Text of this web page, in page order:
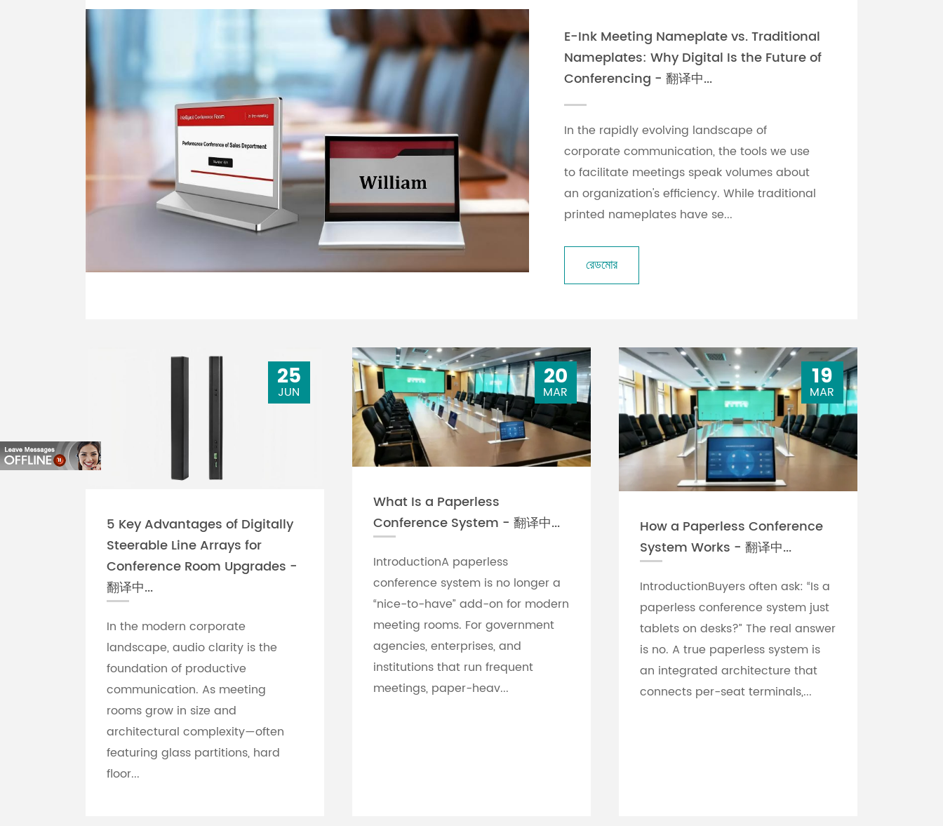
E-Ink Meeting Nameplate vs. Traditional
Nameplates: Why Digital Is the Future of
Conferencing - 翻译中...
In the rapidly evolving landscape of
corporate communication, the tools we use
to facilitate meetings speak volumes about
an organization's efficiency. While traditional
printed nameplates have se...
রেডমোর
25
JUN
5 Key Advantages of Digitally
Steerable Line Arrays for
Conference Room Upgrades -
翻译中...
In the modern corporate
landscape, audio clarity is the
foundation of productive
communication. As meeting
rooms grow in size and
architectural complexity—often
featuring glass partitions, hard
floor...
20
MAR
What Is a Paperless
Conference System - 翻译中...
IntroductionA paperless
conference system is no longer a
“nice-to-have” add-on for modern
meeting rooms. For government
agencies, enterprises, and
institutions that run frequent
meetings, paper-heav...
19
MAR
How a Paperless Conference
System Works - 翻译中...
IntroductionBuyers often ask: “Is a
paperless conference system just
tablets on desks?” The real answer
is no. A true paperless system is
an integrated architecture that
connects per-seat terminals,...